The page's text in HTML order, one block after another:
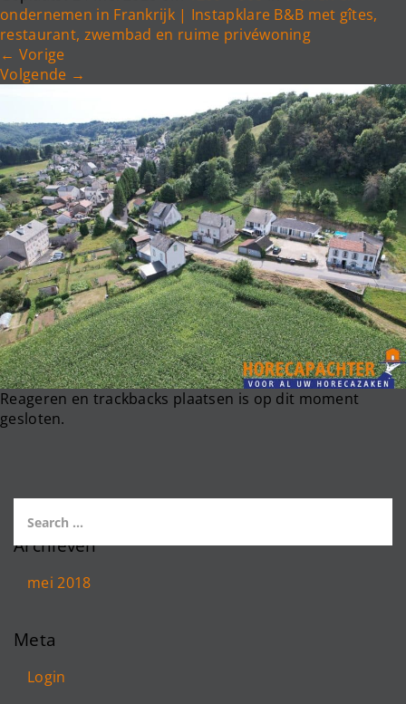
e
i
g
a
t
i
o
n
ondernemen in Frankrijk | Instapklare B&B met gîtes,
restaurant, zwembad en ruime privéwoning
← Vorige
Volgende →
Reageren en trackbacks plaatsen is op dit moment
gesloten.
Archieven
mei 2018
Meta
Login